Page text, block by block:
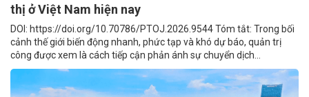
thị ở Việt Nam hiện nay
DOI: https://doi.org/10.70786/PTOJ.2026.9544 Tóm tắt: Trong bối
cảnh thế giới biến động nhanh, phức tạp và khó dự báo, quản trị
công được xem là cách tiếp cận phản ánh sự chuyển dịch...